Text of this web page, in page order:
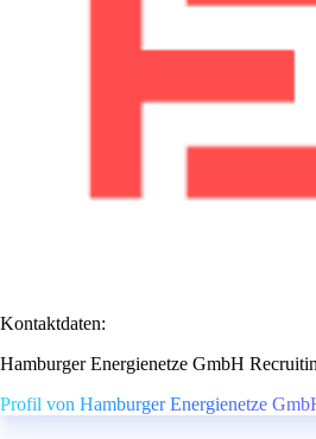
Kontaktdaten:
Hamburger Energienetze GmbH
Profil von Hamburger Energienetze